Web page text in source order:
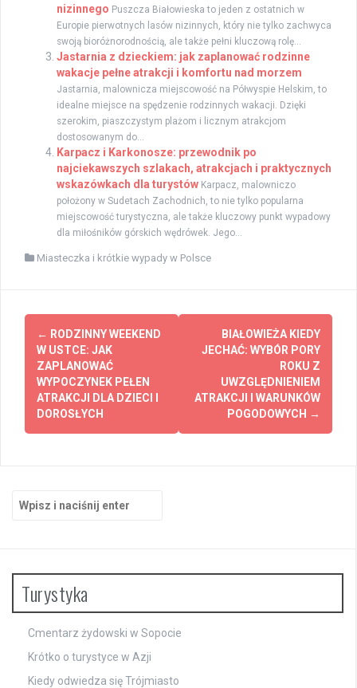
nizinnego Puszcza Białowieska to jeden z ostatnich w
Europie pierwotnych lasów nizinnych, który nie tylko zachwyca
swoją bioróżnorodnością, ale także pełni kluczową rolę...
Jastarnia z dzieckiem: jak zaplanować rodzinne
wakacje pełne atrakcji i komfortu nad morzem
Jastarnia, malownicza miejscowość na Półwyspie Helskim, to
idealne miejsce na spędzenie rodzinnych wakacji. Dzięki
szerokim, piaszczystym plażom i licznym atrakcjom
dostosowanym do...
Karpacz i Karkonosze: przewodnik po
najciekawszych szlakach, atrakcjach i praktycznych
wskazówkach dla turystów Karpacz, malowniczo
położony w Sudetach Zachodnich, to nie tylko popularna
miejscowość turystyczna, ale także kluczowy punkt wypadowy
dla miłośników górskich wędrówek. Jego...
Miasteczka i krótkie wypady w Polsce
Zobacz
wpisy
← RODZINNY WEEKEND
W USTCE: JAK
ZAPLANOWAĆ
WYPOCZYNEK PEŁEN
ATRAKCJI DLA DZIECI I
DOROSŁYCH
BIAŁOWIEŻA KIEDY
JECHAĆ: WYBÓR PORY
ROKU Z
UWZGLĘDNIENIEM
ATRAKCJI I WARUNKÓW
POGODOWYCH →
Turystyka
Cmentarz żydowski w Sopocie
Krótko o turystyce w Azji
Kiedy odwiedza się Trójmiasto